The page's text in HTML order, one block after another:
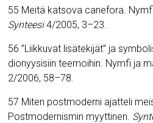
55 Meitä katsova canefora.
Synteesi4/2005, 3–23.
56 ”Liikkuvat lisätekijät” ja
dionyysisiin teemoihin. Nymfi ja
2/2006, 58–78.
57 Miten postmoderni ajatteli
Postmodernismin myyttinen.